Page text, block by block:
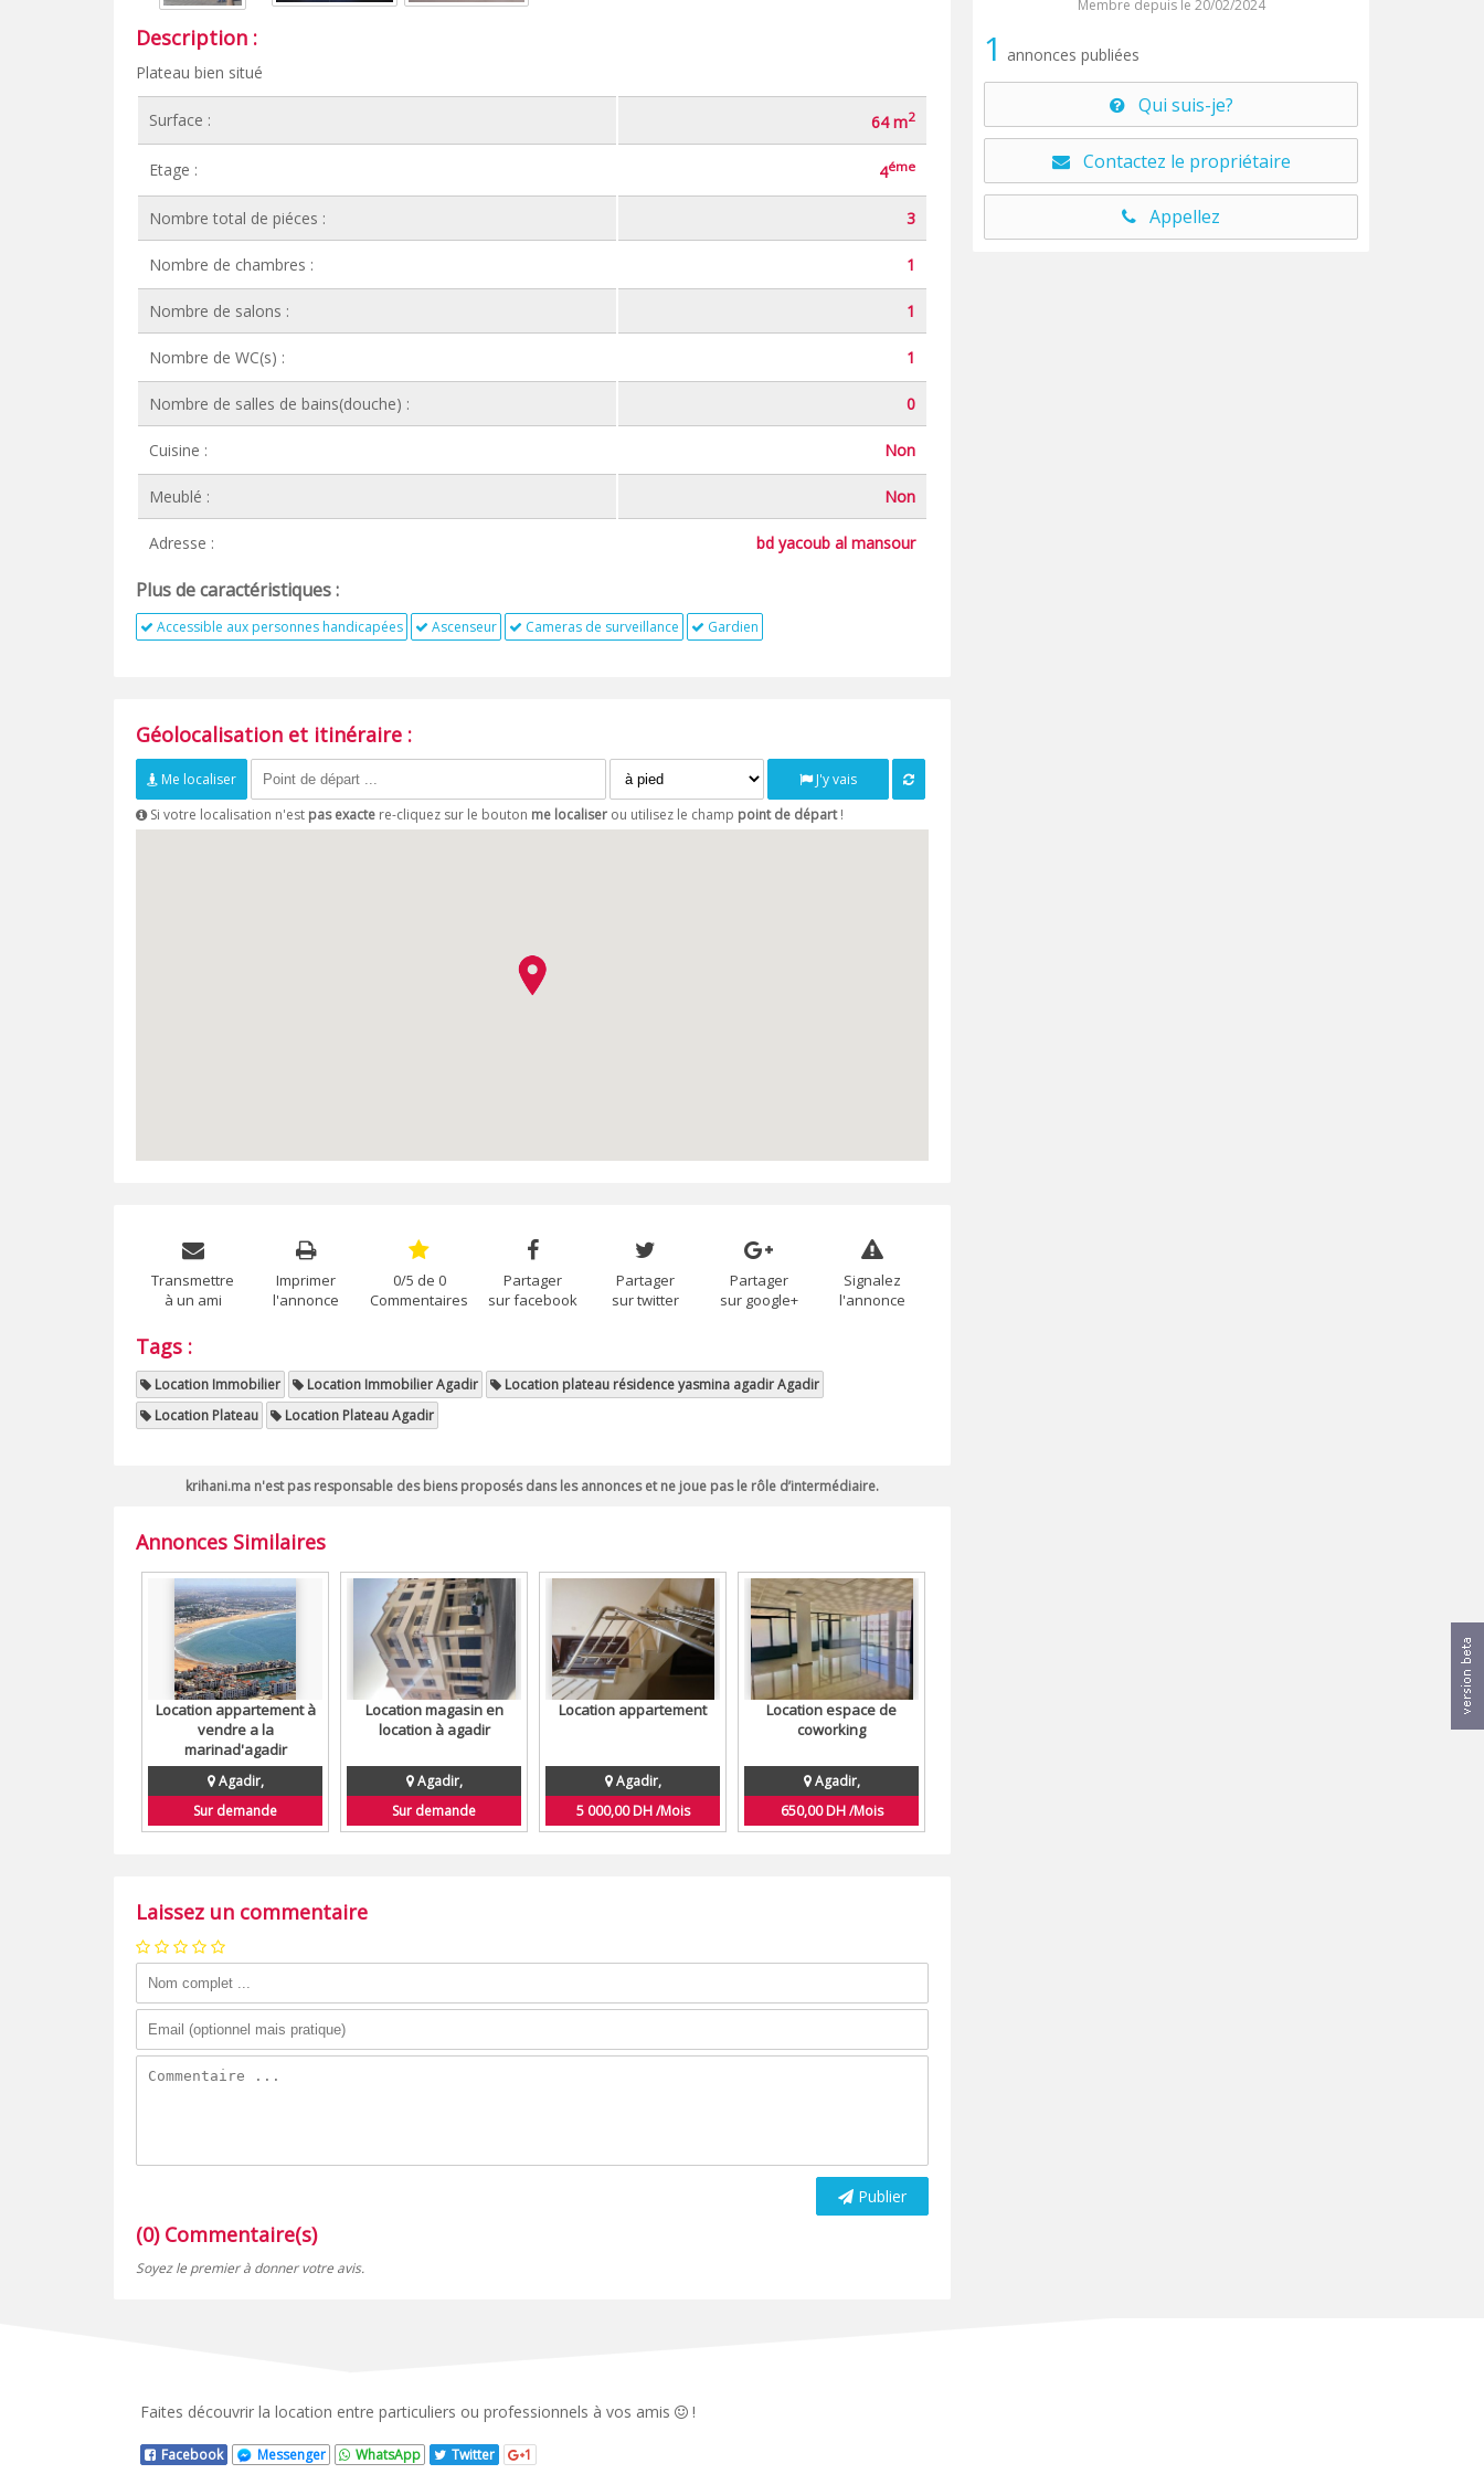
Description :
Plateau bien situé
Surface : 64 m2
Etage : 4éme
Nombre total de piéces : 3
Nombre de chambres : 1
Nombre de salons : 1
Nombre de WC(s) : 1
Nombre de salles de bains(douche) : 0
Cuisine : Non
Meublé : Non
Adresse : bd yacoub al mansour
Plus de caractéristiques :
Accessible aux personnes handicapées Ascenseur Cameras de surveillance Gardien
Géolocalisation et itinéraire :
Me localiser
J'y vais
Si votre localisation n'est pas exacte re-cliquez sur le bouton me localiser ou utilisez le champ point de départ!
Transmettre
à un ami
Imprimer
l'annonce
0/5 de 0
Commentaires
Partager
sur facebook
Partager
sur twitter
Partager
sur google+
Signalez
l'annonce
Tags :
Location Immobilier Location Immobilier Agadir
Location plateau résidence yasmina agadir Agadir
Location Plateau
Location Plateau Agadir
krihani.ma n'est pas responsable des biens proposés dans les annonces et ne joue pas le rôle d’intermédiaire.
Annonces Similaires
Location appartement à
vendre a la
marinad'agadir
Agadir,
Sur demande
Location magasin en
location à agadir
Agadir,
Sur demande
Location appartement
Agadir,
5 000,00 DH /Mois
Location espace de
coworking
Agadir,
650,00 DH /Mois
Laissez un commentaire
Publier
(0) Commentaire(s)
Soyez le premier à donner votre avis.
Membre depuis le 20/02/2024
1 annonces publiées
Qui suis-je?
Contactez le propriétaire
Appellez
Faites découvrir la location entre particuliers ou professionnels à vos amis !
Facebook Messenger WhatsApp Twitter 1